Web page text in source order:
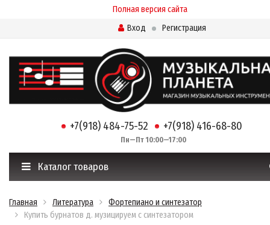
Полная версия сайта
Вход
Регистрация
+7(918) 484-75-52 +7(918) 416-68-80
Пн—Пт 10:00—17:00
Каталог товаров
Главная Литература
Фортепиано и синтезатор
Купить бурнатов д. музицируем с синтезатором